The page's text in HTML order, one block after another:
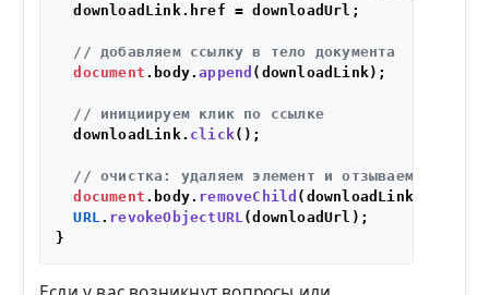
  downloadLink.
href = downloadUrl;
// добавляем ссылку в тело документа
document . body.append (downloadLink);
// инициируем клик по ссылке
  downloadLink.
click ();
// очистка: удаляем элемент и отзываем
document . body. removeChild (downloadLink);
URL . revokeObjectURL (downloadUrl);